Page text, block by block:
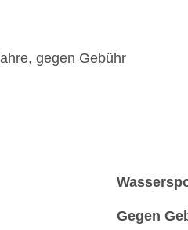
gegen Gebühr
Gegen